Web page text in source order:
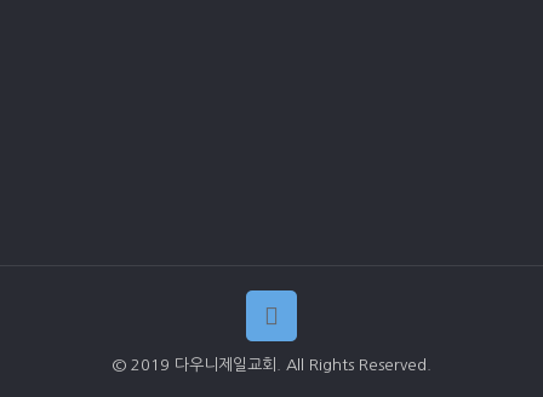
© 2019 다우니제일교회. All Rights Reserved.